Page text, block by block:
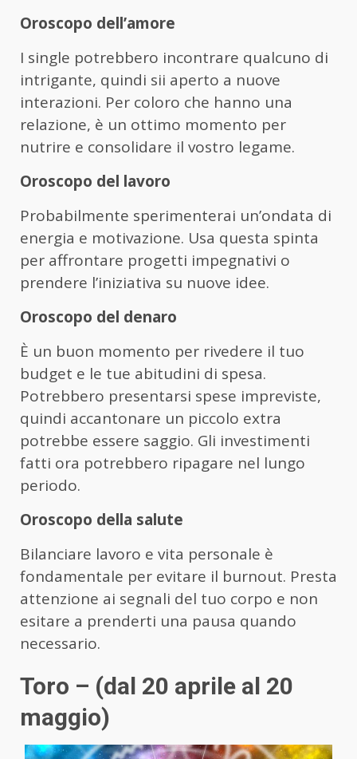
Oroscopo dell’amore
I single potrebbero incontrare qualcuno di
intrigante, quindi sii aperto a nuove
interazioni. Per coloro che hanno una
relazione, è un ottimo momento per
nutrire e consolidare il vostro legame.
Oroscopo del lavoro
Probabilmente sperimenterai un’ondata di
energia e motivazione. Usa questa spinta
per affrontare progetti impegnativi o
prendere l’iniziativa su nuove idee.
Oroscopo del denaro
È un buon momento per rivedere il tuo
budget e le tue abitudini di spesa.
Potrebbero presentarsi spese impreviste,
quindi accantonare un piccolo extra
potrebbe essere saggio. Gli investimenti
fatti ora potrebbero ripagare nel lungo
periodo.
Oroscopo della salute
Bilanciare lavoro e vita personale è
fondamentale per evitare il burnout. Presta
attenzione ai segnali del tuo corpo e non
esitare a prenderti una pausa quando
necessario.
Toro – (dal 20 aprile al 20
maggio)